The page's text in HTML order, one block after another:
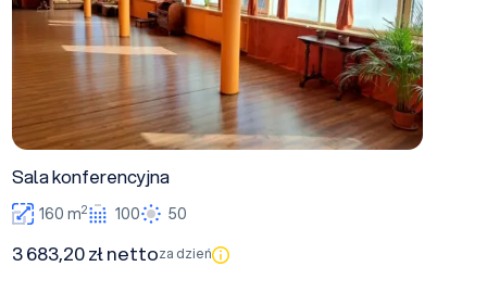
Sala konferencyjna
160 m2 100 50
3 683,20 zł nettoza dzień